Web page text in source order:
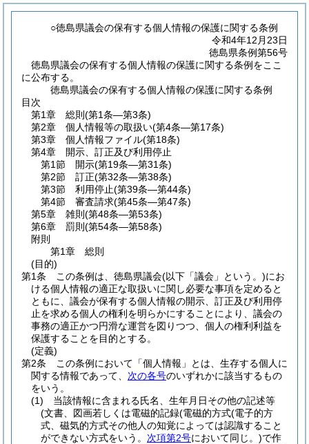
○徳島県議会の保有する個人情報の保護に関する条例
令和4年12月23日
徳島県条例第56号
徳島県議会の保有する個人情報の保護に関する条例をここ
に公布する。
徳島県議会の保有する個人情報の保護に関する条例
目次
第1章
総則 (第1条―第3条)
第2章
個人情報等の取扱い(第4条―第17条)
第3章
個人情報ファイル(第18条)
第4章
開示、訂正及び利用停止
第1節
開示(第19条―第31条)
第2節
訂正(第32条―第38条)
第3節
利用停止(第39条―第44条)
第4節
審査請求(第45条―第47条)
第5章
雑則 (第48条―第53条)
第6章
罰則 (第54条―第58条)
附則
第1章
総則
(目的)
第1条
この条例は、徳島県議会(以下「議会」という。)にお
ける個人情報の適正な取扱いに関し必要な事項を定めると
ともに、議会が保有する個人情報の開示、訂正及び利用停
止を求める個人の権利を明らかにすることにより、議会の
事務の適正かつ円滑な運営を図りつつ、個人の権利利益を
保護することを目的とする。
(定義)
第2条
この条例において「個人情報」とは、生存する個人に
関する情報であって、 次の各号のいずれかに該当するもの
をいう。
(1)
当該情報に含まれる氏名、生年月日その他の記述等
(文書、図画若しくは電磁的記録(電磁的方式(電子的方
式、磁気的方式その他人の知覚によっては認識すること
ができない方式をいう。 次項第2号において同じ。)で作